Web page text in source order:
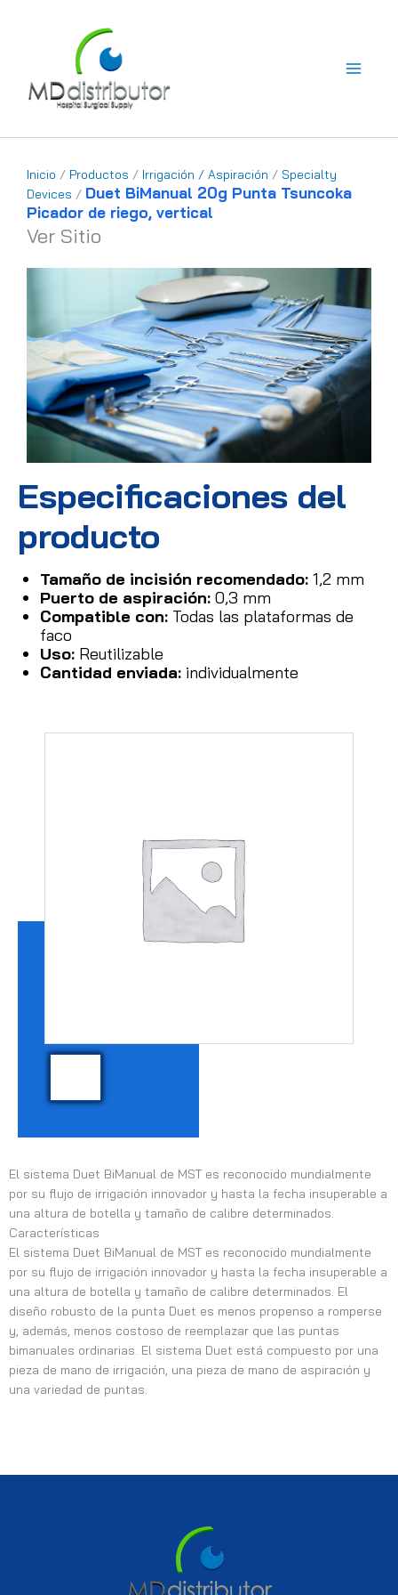
Inicio / Productos / Irrigación / Aspiración / Specialty
Devices / Duet BiManual 20g Punta Tsuncoka
Picador de riego, vertical
Ver Sitio
Especificaciones del
producto
Tamaño de incisión recomendado: 1,2 mm
Puerto de aspiración: 0,3 mm
Compatible con: Todas las plataformas de
faco
Uso: Reutilizable
Cantidad enviada: individualmente
El sistema Duet BiManual de MST es reconocido mundialmente
por su flujo de irrigación innovador y hasta la fecha insuperable a
una altura de botella y tamaño de calibre determinados.
Características
El sistema Duet BiManual de MST es reconocido mundialmente
por su flujo de irrigación innovador y hasta la fecha insuperable a
una altura de botella y tamaño de calibre determinados. El
diseño robusto de la punta Duet es menos propenso a romperse
y, además, menos costoso de reemplazar que las puntas
bimanuales ordinarias. El sistema Duet está compuesto por una
pieza de mano de irrigación, una pieza de mano de aspiración y
una variedad de puntas.